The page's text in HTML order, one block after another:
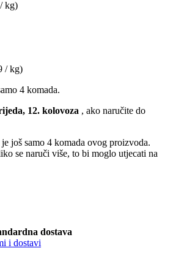
kg)
/ kg)
4 komada.
12. kolovoza , ako naručite do
još samo 4 komada ovog proizvoda.
se naruči više, to bi moglo utjecati na
dostava
i dostavi